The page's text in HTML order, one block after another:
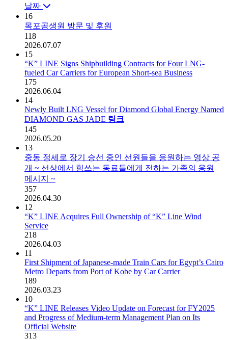
날짜
16
목포공생원 방문 및 후원
118
2026.07.07
15
“K” LINE Signs Shipbuilding Contracts for Four LNG-
fueled Car Carriers for European Short-sea Business
175
2026.06.04
14
Newly Built LNG Vessel for Diamond Global Energy Named
DIAMOND GAS JADE 링크
145
2026.05.20
13
중동 정세로 장기 승선 중인 선원들을 응원하는 영상 공
개 ~ 선상에서 힘쓰는 동료들에게 전하는 가족의 응원
메시지 ~
357
2026.04.30
12
“K” LINE Acquires Full Ownership of “K” Line Wind
Service
218
2026.04.03
11
First Shipment of Japanese-made Train Cars for Egypt’s Cairo
Metro Departs from Port of Kobe by Car Carrier
189
2026.03.23
10
“K” LINE Releases Video Update on Forecast for FY2025
and Progress of Medium-term Management Plan on Its
Official Website
313